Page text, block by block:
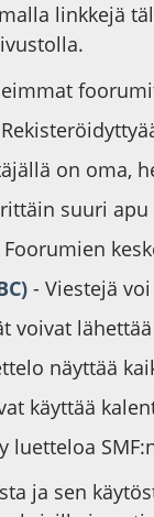
linkkejä
on oma,
suuri
Foorumien
- Viestejä
voivat
näyttää
käyttää
luetteloa
ja sen